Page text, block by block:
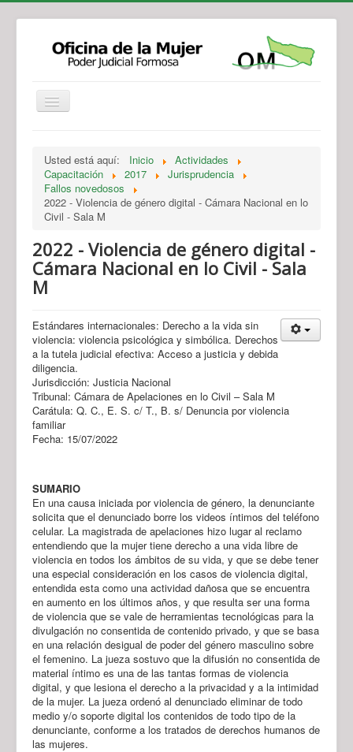
Legislación
Novedades
Recursos y Servicios de Atención
Usted está aquí: Inicio
Actividades
Capacitación
2017
Jurisprudencia
Fallos novedosos
2022 - Violencia de género digital - Cámara Nacional en lo
Civil - Sala M
2022 - Violencia de género digital -
Cámara Nacional en lo Civil - Sala
M
Estándares internacionales: Derecho a la vida sin
violencia: violencia psicológica y simbólica. Derechos
a la tutela judicial efectiva: Acceso a justicia y debida
diligencia.
Jurisdicción: Justicia Nacional
Tribunal: Cámara de Apelaciones en lo Civil – Sala M
Carátula: Q. C., E. S. c/ T., B. s/ Denuncia por violencia
familiar
Fecha: 15/07/2022
SUMARIO
En una causa iniciada por violencia de género, la denunciante
solicita que el denunciado borre los videos íntimos del teléfono
celular. La magistrada de apelaciones hizo lugar al reclamo
entendiendo que la mujer tiene derecho a una vida libre de
violencia en todos los ámbitos de su vida, y que se debe tener
una especial consideración en los casos de violencia digital,
entendida esta como una actividad dañosa que se encuentra
en aumento en los últimos años, y que resulta ser una forma
de violencia que se vale de herramientas tecnológicas para la
divulgación no consentida de contenido privado, y que se basa
en una relación desigual de poder del género masculino sobre
el femenino. La jueza sostuvo que la difusión no consentida de
material íntimo es una de las tantas formas de violencia
digital, y que lesiona el derecho a la privacidad y a la intimidad
de la mujer. La jueza ordenó al denunciado eliminar de todo
medio y/o soporte digital los contenidos de todo tipo de la
denunciante, conforme a los tratados de derechos humanos de
las mujeres.